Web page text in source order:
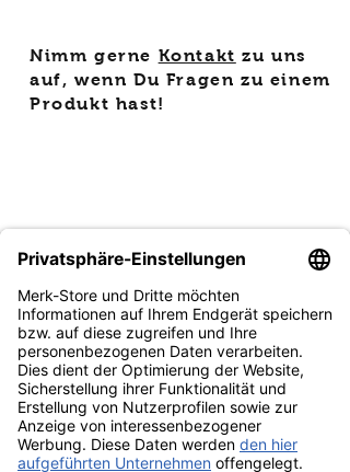
Nimm gerne Kontakt zu uns
auf, wenn Du Fragen zu einem
Produkt hast!
Anzeige: